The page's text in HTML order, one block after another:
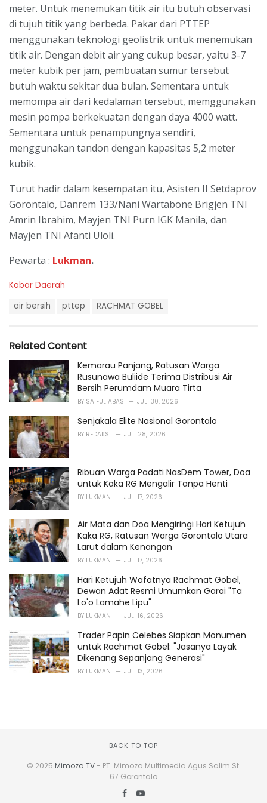
meter. Untuk menemukan titik air itu butuh observasi
di tujuh titik yang berbeda. Pakar dari PTTEP
menggunakan teknologi geolistrik untuk menemukan
titik air. Dengan debit air yang cukup besar, yaitu 3-7
meter kubik per jam, pembuatan sumur tersebut
butuh waktu sekitar dua bulan. Sementara untuk
memompa air dari kedalaman tersebut, memggunakan
mesin pompa berkekuatan dengan daya 4000 watt.
Sementara untuk penampungnya sendiri,
menggunakan tandon dengan kapasitas 5,2 meter
kubik.
Turut hadir dalam kesempatan itu, Asisten II Setdaprov
Gorontalo, Danrem 133/Nani Wartabone Brigjen TNI
Amrin Ibrahim, Mayjen TNI Purn IGK Manila, dan
Mayjen TNI Afanti Uloli.
Pewarta : Lukman.
C
r
i
s
:
Kabar Daerah
:
air bersih pttep RACHMAT GOBEL
Related Content
Kemarau Panjang, Ratusan Warga
Rusunawa Buliide Terima Distribusi Air
Bersih Perumdam Muara Tirta
BY SAIFUL ABAS JULI 30, 2026
Senjakala Elite Nasional Gorontalo
BY REDAKSI JULI 28, 2026
Ribuan Warga Padati NasDem Tower, Doa
untuk Kaka RG Mengalir Tanpa Henti
BY LUKMAN JULI 17, 2026
Air Mata dan Doa Mengiringi Hari Ketujuh
Kaka RG, Ratusan Warga Gorontalo Utara
Larut dalam Kenangan
BY LUKMAN JULI 17, 2026
Hari Ketujuh Wafatnya Rachmat Gobel,
Dewan Adat Resmi Umumkan Garai "Ta
Lo'o Lamahe Lipu"
BY LUKMAN JULI 16, 2026
Trader Papin Celebes Siapkan Monumen
untuk Rachmat Gobel: "Jasanya Layak
Dikenang Sepanjang Generasi"
BY LUKMAN JULI 13, 2026
BACK TO TOP
© 2025 Mimoza TV- PT. Mimoza Multimedia Agus Salim St.
67 Gorontalo